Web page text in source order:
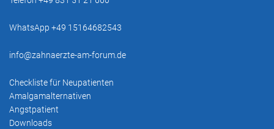
WhatsApp +49 15164682543
info@zahnaerzte-am-forum.de
Checkliste für Neupatienten
Amalgamalternativen
Angstpatient
Downloads